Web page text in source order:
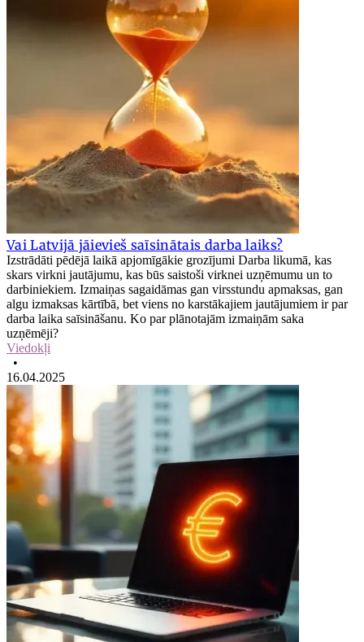
Vai Latvijā jāievieš saīsinātais darba laiks?
Izstrādāti pēdējā laikā apjomīgākie grozījumi Darba likumā, kas
skars virkni jautājumu, kas būs saistoši virknei uzņēmumu un to
darbiniekiem. Izmaiņas sagaidāmas gan virsstundu apmaksas, gan
algu izmaksas kārtībā, bet viens no karstākajiem jautājumiem ir par
darba laika saīsināšanu. Ko par plānotajām izmaiņām saka
uzņēmēji?
Viedokļi
•
16.04.2025